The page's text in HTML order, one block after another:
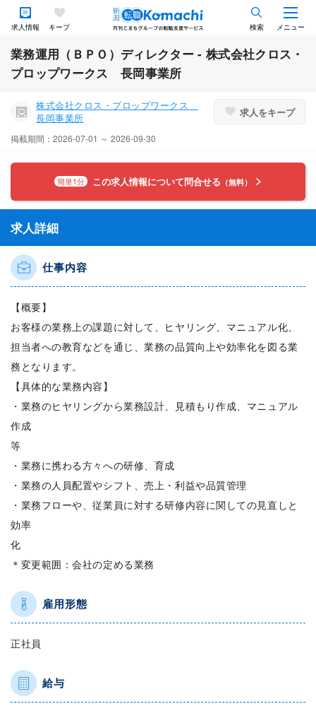
求人情報 キープ 検索 メニュー
業務運用（ＢＰＯ）ディレクター - 株式会社クロス・
プロップワークス 長岡事業所
株式会社クロス・プロップワークス
長岡事業所
求人をキープ
掲載期間：2026-07-01 ～ 2026-09-30
簡単1分 この求人情報について問合せる （無料）
求人詳細
仕事内容
【概要】
お客様の業務上の課題に対して、ヒヤリング、マニュアル化、
担当者への教育などを通じ、業務の品質向上や効率化を図る業
務となります。
【具体的な業務内容】
・業務のヒヤリングから業務設計、見積もり作成、マニュアル
作成
等
・業務に携わる方々への研修、育成
・業務の人員配置やシフト、売上・利益や品質管理
・業務フローや、従業員に対する研修内容に関しての見直しと
効率
化
＊変更範囲：会社の定める業務
雇用形態
正社員
給与